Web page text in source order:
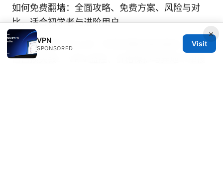
如何免费翻墙：全面攻略、免费方案、风险与对
比，适合初学者与进阶用户
机票买完降价怎么办？手把手教你拿回差价，别再
白白损失钱！ VPN 监控、价格保护与异地下单技
×
VPN
SPONSORED
Visit